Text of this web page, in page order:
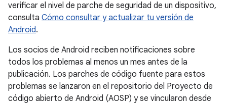
verificar el nivel de parche de seguridad de un dispositivo,
consulta Cómo consultar y actualizar tu versión de
Android.
Los socios de Android reciben notificaciones sobre
todos los problemas al menos un mes antes de la
publicación. Los parches de código fuente para estos
problemas se lanzaron en el repositorio del Proyecto de
código abierto de Android (AOSP) y se vincularon desde